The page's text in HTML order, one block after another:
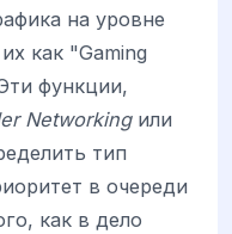
на уровне
как "Gaming
функции,
Networkingили
тип
в очереди
как в дело